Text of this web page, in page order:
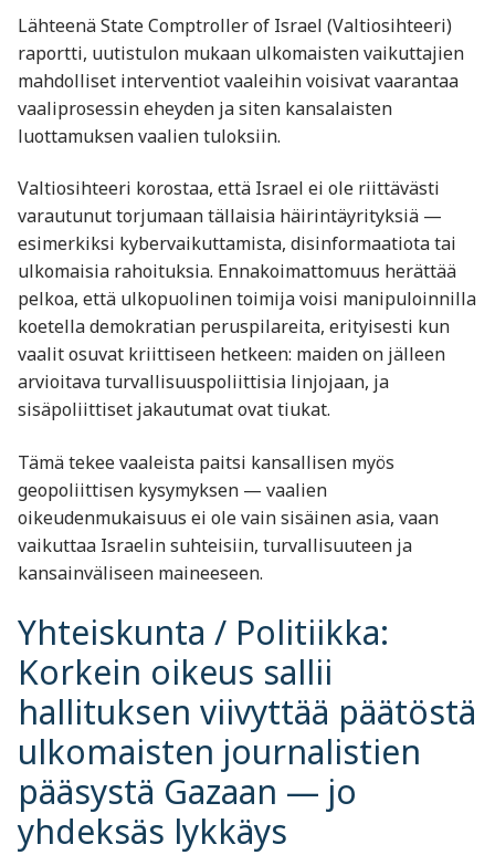
Lähteenä State Comptroller of Israel (Valtiosihteeri)
raportti, uutistulon mukaan ulkomaisten vaikuttajien
mahdolliset interventiot vaaleihin voisivat vaarantaa
vaaliprosessin eheyden ja siten kansalaisten
luottamuksen vaalien tuloksiin.
Valtiosihteeri korostaa, että Israel ei ole riittävästi
varautunut torjumaan tällaisia häirintäyrityksiä —
esimerkiksi kybervaikuttamista, disinformaatiota tai
ulkomaisia rahoituksia. Ennakoimattomuus herättää
pelkoa, että ulkopuolinen toimija voisi manipuloinnilla
koetella demokratian peruspilareita, erityisesti kun
vaalit osuvat kriittiseen hetkeen: maiden on jälleen
arvioitava turvallisuuspoliittisia linjojaan, ja
sisäpoliittiset jakautumat ovat tiukat.
Tämä tekee vaaleista paitsi kansallisen myös
geopoliittisen kysymyksen — vaalien
oikeudenmukaisuus ei ole vain sisäinen asia, vaan
vaikuttaa Israelin suhteisiin, turvallisuuteen ja
kansainväliseen maineeseen.
Yhteiskunta / Politiikka:
Korkein oikeus sallii
hallituksen viivyttää päätöstä
ulkomaisten journalistien
pääsystä Gazaan — jo
yhdeksäs lykkäys